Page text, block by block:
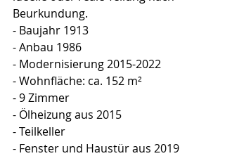
Beurkundung.
- Baujahr 1913
- Anbau 1986
- Modernisierung 2015-2022
- Wohnfläche: ca. 152 m²
- 9 Zimmer
- Ölheizung aus 2015
- Teilkeller
- Fenster und Haustür aus 2019